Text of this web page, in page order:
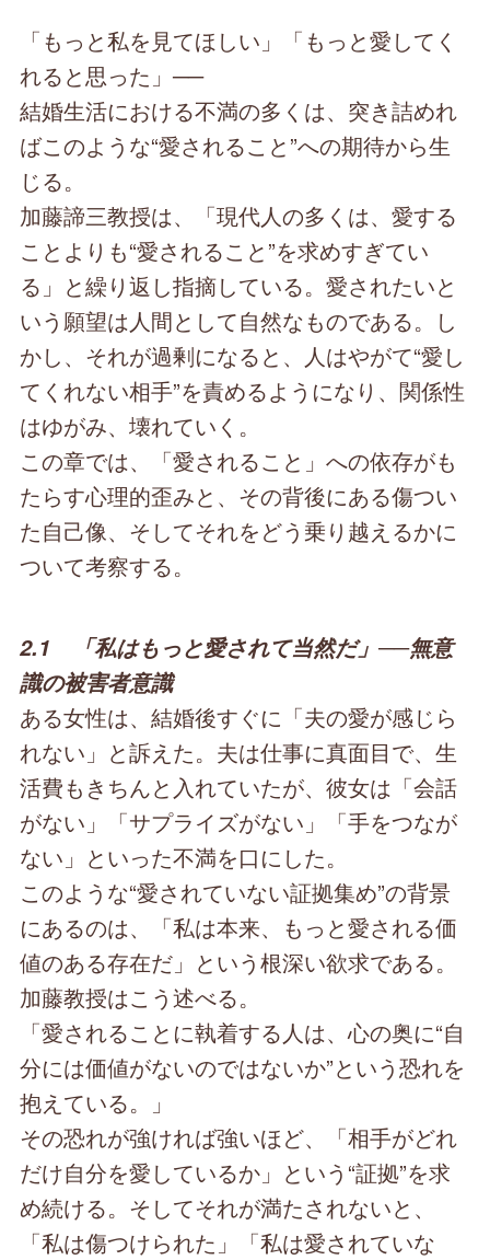
「もっと私を見てほしい」「もっと愛してく
れると思った」──
結婚生活における不満の多くは、突き詰めれ
ばこのような“愛されること”への期待から生
じる。
加藤諦三教授は、「現代人の多くは、愛する
ことよりも“愛されること”を求めすぎてい
る」と繰り返し指摘している。愛されたいと
いう願望は人間として自然なものである。し
かし、それが過剰になると、人はやがて“愛し
てくれない相手”を責めるようになり、関係性
はゆがみ、壊れていく。
この章では、「愛されること」への依存がも
たらす心理的歪みと、その背後にある傷つい
た自己像、そしてそれをどう乗り越えるかに
ついて考察する。
2.1 「私はもっと愛されて当然だ」──無意
識の被害者意識
ある女性は、結婚後すぐに「夫の愛が感じら
れない」と訴えた。夫は仕事に真面目で、生
活費もきちんと入れていたが、彼女は「会話
がない」「サプライズがない」「手をつなが
ない」といった不満を口にした。
このような“愛されていない証拠集め”の背景
にあるのは、「私は本来、もっと愛される価
値のある存在だ」という根深い欲求である。
加藤教授はこう述べる。
「愛されることに執着する人は、心の奥に“自
分には価値がないのではないか”という恐れを
抱えている。」
その恐れが強ければ強いほど、「相手がどれ
だけ自分を愛しているか」という“証拠”を求
め続ける。そしてそれが満たされないと、
「私は傷つけられた」「私は愛されていな